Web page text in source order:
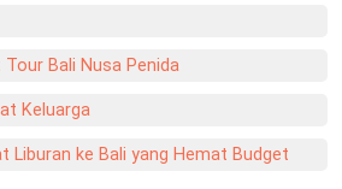
Tour Bali Nusa Penida
Keluarga
Liburan ke Bali yang Hemat Budget